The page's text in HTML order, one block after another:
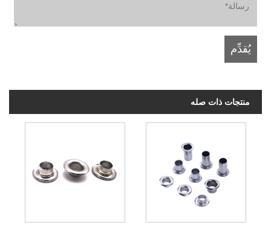
منتجات ذات صله